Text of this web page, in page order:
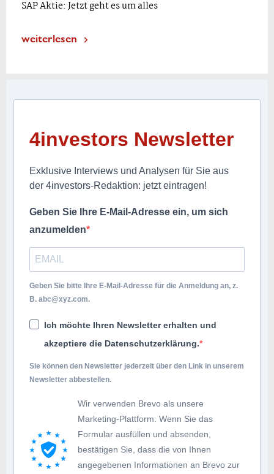
SAP Aktie: Jetzt geht es um alles
weiterlesen
4investors Newsletter
Exklusive Interviews und Analysen für Sie aus
der 4investors-Redaktion: jetzt eintragen!
Geben Sie Ihre E-Mail-Adresse ein, um sich
anzumelden
Geben Sie bitte Ihre E-Mail-Adresse für die Anmeldung an, z.
B. abc@xyz.com.
Ich möchte Ihren Newsletter erhalten und
akzeptiere die Datenschutzerklärung.
Sie können den Newsletter jederzeit über den Link in unserem
Newsletter abbestellen.
Wir verwenden Brevo als unsere
Marketing-Plattform. Wenn Sie das
Formular ausfüllen und absenden,
bestätigen Sie, dass die von Ihnen
angegebenen Informationen an Brevo zur